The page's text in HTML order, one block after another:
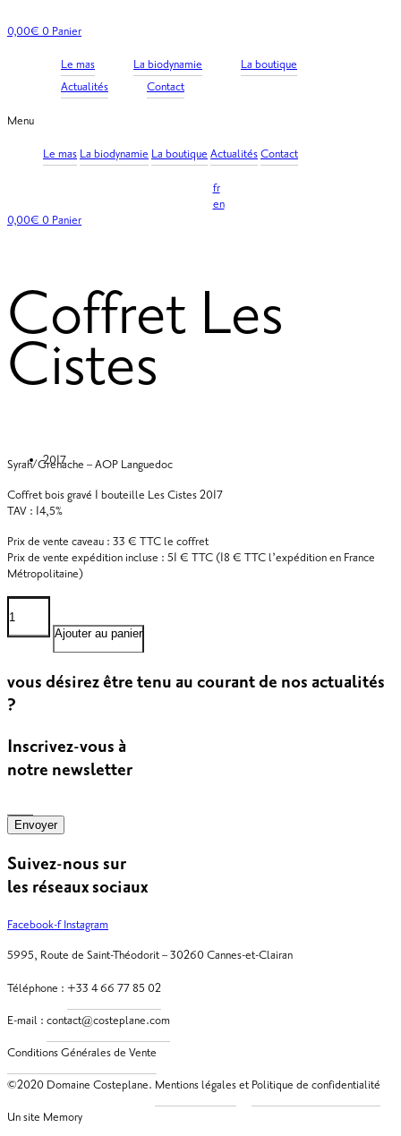
au
0,00€ 0 Panier
Le mas La biodynamie
La boutique
Actualités
Contact
Menu
Le mas La biodynamie La boutique ActualitésContact
fr
en
0,00€ 0 Panier
Coffret Les
Cistes
2017
Syrah/Grenache – AOP Languedoc
Coffret bois gravé 1 bouteille Les Cistes 2017
TAV : 14,5%
Prix de vente caveau : 33 € TTC le coffret
Prix de vente expédition incluse : 51 € TTC (18 € TTC l’expédition en France
Métropolitaine)
quantité
de
Coffret
Ajouter au panier
vous désirez être tenu au courant de nos actualités
?
Inscrivez-vous à
notre newsletter
Envoyer
Suivez-nous sur
les réseaux sociaux
Facebook-f Instagram
5995, Route de Saint-Théodorit – 30260 Cannes-et-Clairan
Téléphone :
E-mail :
©2020 Domaine Costeplane.
et
Un site